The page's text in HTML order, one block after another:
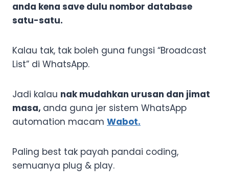
anda kena save dulu nombor database
satu-satu.
Kalau tak, tak boleh guna fungsi “Broadcast
List” di WhatsApp.
Jadi kalau nak mudahkan urusan dan jimat
masa, anda guna jer sistem WhatsApp
automation macam Wabot.
Paling best tak payah pandai coding,
semuanya plug & play.